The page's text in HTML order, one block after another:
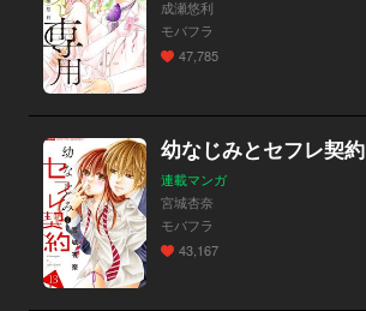
成瀬悠利
モバフラ
47,785
幼なじみとセフレ契約
連載マンガ
宮城杏奈
モバフラ
43,167